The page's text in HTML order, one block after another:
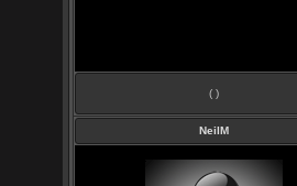
( )
NeilM